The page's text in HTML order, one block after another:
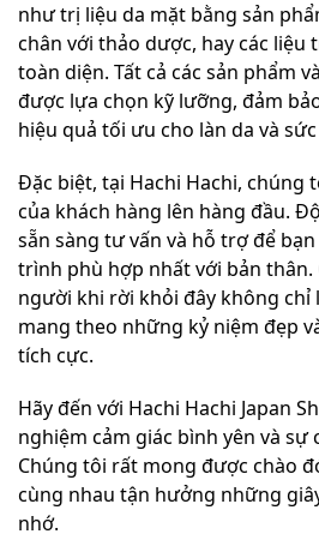
như trị liệu da mặt bằng sản
chân với thảo dược, hay các liệu
toàn diện. Tất cả các sản phẩm
được lựa chọn kỹ lưỡng, đảm
hiệu quả tối ưu cho làn da và
Đặc biệt, tại Hachi Hachi, chúng
của khách hàng lên hàng đầu.
sẵn sàng tư vấn và hỗ trợ để
trình phù hợp nhất với bản
người khi rời khỏi đây không chỉ
mang theo những kỷ niệm đẹp
tích cực.
Hãy đến với Hachi Hachi Japan
nghiệm cảm giác bình yên và sự
Chúng tôi rất mong được chào
cùng nhau tận hưởng những
nhớ.